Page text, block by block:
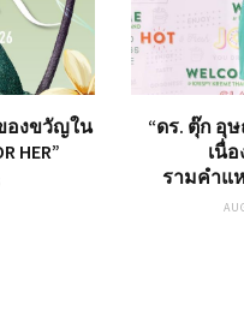
องขวัญใน
HER”
“ดร. ตุ๊ก อุ
เนื่
รามคำแ